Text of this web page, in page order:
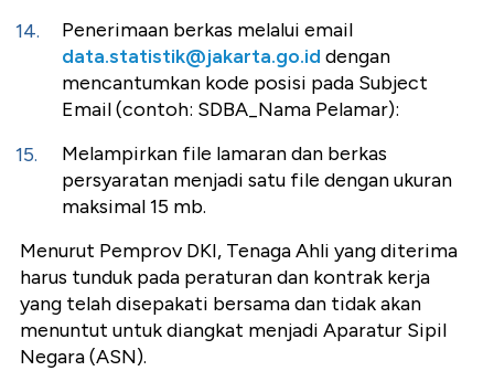
Penerimaan berkas melalui email
data.statistik@jakarta.go.id dengan
mencantumkan kode posisi pada Subject
Email (contoh: SDBA_Nama Pelamar):
Melampirkan file lamaran dan berkas
persyaratan menjadi satu file dengan ukuran
maksimal 15 mb.
Menurut Pemprov DKI, Tenaga Ahli yang diterima
harus tunduk pada peraturan dan kontrak kerja
yang telah disepakati bersama dan tidak akan
menuntut untuk diangkat menjadi Aparatur Sipil
Negara (ASN).